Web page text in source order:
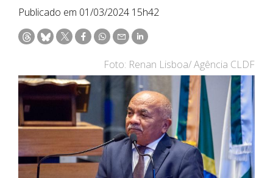
Publicado em 01/03/2024 15h42
Foto: Renan Lisboa/ Agência CLDF